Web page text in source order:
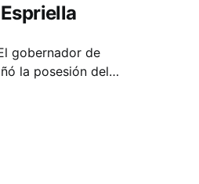
gobernador de
la posesión del…